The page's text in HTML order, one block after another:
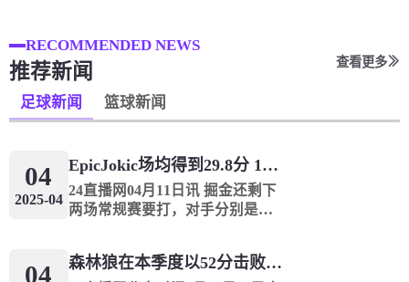
RECOMMENDED NEWS
推荐新闻 查看更多
足球新闻 篮球新闻
04
2025-04
Epic️Jokic场均得到29.8分 12.8个篮板和10.2次助攻 平均三双很容易吗？
24直播网04月11日讯 掘金还剩下
两场常规赛要打，对手分别是灰
2027分869篮板696助攻，最后两
04 森林狼在本季度以52分击败了灰熊！一个部分中的21个中有18个！骑着摇头丸的战士第六 湖船不舒服